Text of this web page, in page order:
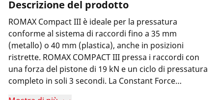
Descrizione del prodotto
ROMAX Compact III è ideale per la pressatura
conforme al sistema di raccordi fino a 35 mm
(metallo) o 40 mm (plastica), anche in posizioni
ristrette. ROMAX COMPACT III pressa i raccordi con
una forza del pistone di 19 kN e un ciclo di pressatura
completo in soli 3 secondi. La Constant Force